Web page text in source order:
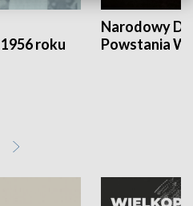
roku
Narodowy
Powstania